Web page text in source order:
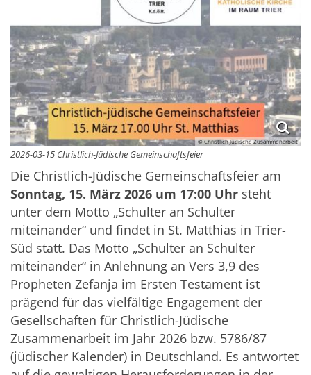
© Christlich Jüdische Zusammenarbeit
2026-03-15 Christlich-Jüdische Gemeinschaftsfeier
Die Christlich-Jüdische Gemeinschaftsfeier am
Sonntag, 15. März 2026 um 17:00 Uhr steht
unter dem Motto „Schulter an Schulter
miteinander“ und findet in St. Matthias in Trier-
Süd statt. Das Motto „Schulter an Schulter
miteinander“ in Anlehnung an Vers 3,9 des
Propheten Zefanja im Ersten Testament ist
prägend für das vielfältige Engagement der
Gesellschaften für Christlich-Jüdische
Zusammenarbeit im Jahr 2026 bzw. 5786/87
(jüdischer Kalender) in Deutschland. Es antwortet